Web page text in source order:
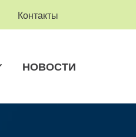
НОВОСТИ
Контакты